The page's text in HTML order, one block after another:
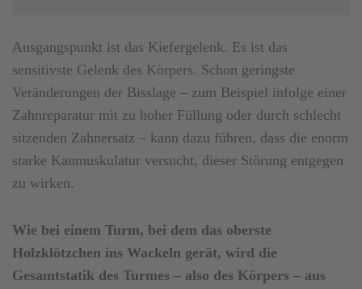
Ausgangspunkt ist das Kiefergelenk. Es ist das
sensitivste Gelenk des Körpers. Schon geringste
Veränderungen der Bisslage – zum Beispiel infolge einer
Zahnreparatur mit zu hoher Füllung oder durch schlecht
sitzenden Zahnersatz – kann dazu führen, dass die enorm
starke Kaumuskulatur versucht, dieser Störung entgegen
zu wirken.
Wie bei einem Turm, bei dem das oberste
Holzklötzchen ins Wackeln gerät, wird die
Gesamtstatik des Turmes – also des Körpers – aus